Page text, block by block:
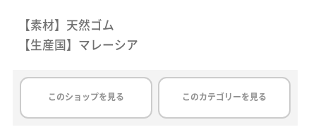
【素材】天然ゴム
【生産国】マレーシア
このショップを見る このカテゴリーを見る